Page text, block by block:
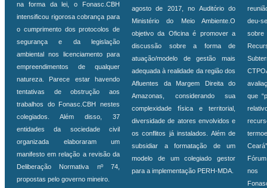
na forma da lei, o Fonasc.CBH
intensificou rigorosa cobrança para
o cumprimento dos protocolos de
segurança e da legislação
ambiental nos licenciamento para
empreendimentos de qualquer
natureza. Parece estar havendo
tentativas de obstrução aos
trabalhos do Fonasc.CBH nestes
colegiados. Além disso, 37
entidades da sociedade civil
organizada elaboraram um
manifesto em relação a revisão da
Deliberação Normativa nº 74,
propostas pelo governo mineiro.
agosto de 2017, no Auditório do
Ministério do Meio Ambiente.O
objetivo da Oficina é promover a
discussão sobre a forma de
atuação/modelo de gestão mais
adequada à realidade da região dos
Afluentes da Margem Direita do
Amazonas, considerando sua
complexidade física e territorial,
diversidade de atores envolvidos e
os conflitos já instalados. Além de
subsidiar a formatação de um
modelo de um colegiado gestor
para a implementação PERH-MDA.
deu-
que
nos